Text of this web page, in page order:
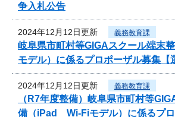
争入札公告
2024年12月12日更新 義務教育課
岐阜県市町村等GIGAスクール端末
モデル）に係るプロポーザル募集【
2024年12月12日更新 義務教育課
（R7年度整備）岐阜県市町村等
備（iPad Wi-Fiモデル）に係るプ